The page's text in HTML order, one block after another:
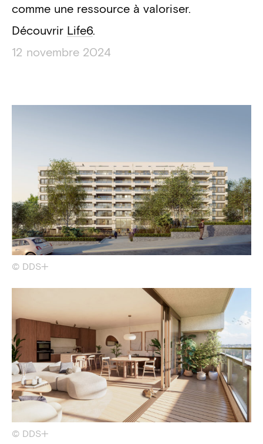
comme une ressource à valoriser.
Découvrir Life6.
12 novembre 2024
© DDS+
© DDS+